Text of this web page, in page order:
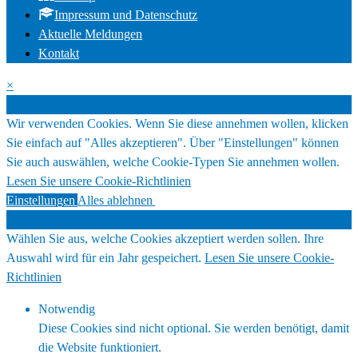
Impressum und Datenschutz
Aktuelle Meldungen
Kontakt
×
Wir verwenden Cookies. Wenn Sie diese annehmen wollen, klicken
Sie einfach auf "Alles akzeptieren". Über "Einstellungen" können
Sie auch auswählen, welche Cookie-Typen Sie annehmen wollen.
Lesen Sie unsere Cookie-Richtlinien
Einstellungen Alles ablehnen
Wählen Sie aus, welche Cookies akzeptiert werden sollen. Ihre
Auswahl wird für ein Jahr gespeichert. Lesen Sie unsere Cookie-
Richtlinien
Notwendig
Diese Cookies sind nicht optional. Sie werden benötigt, damit
die Website funktioniert.